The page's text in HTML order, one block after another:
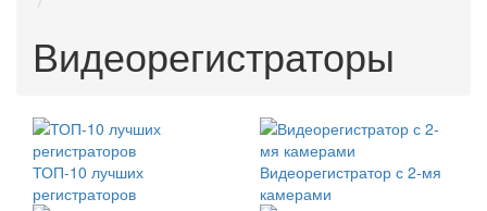
Видеорегистраторы
ТОП-10 лучших
регистраторов
Видеорегистратор с 2-мя
камерами